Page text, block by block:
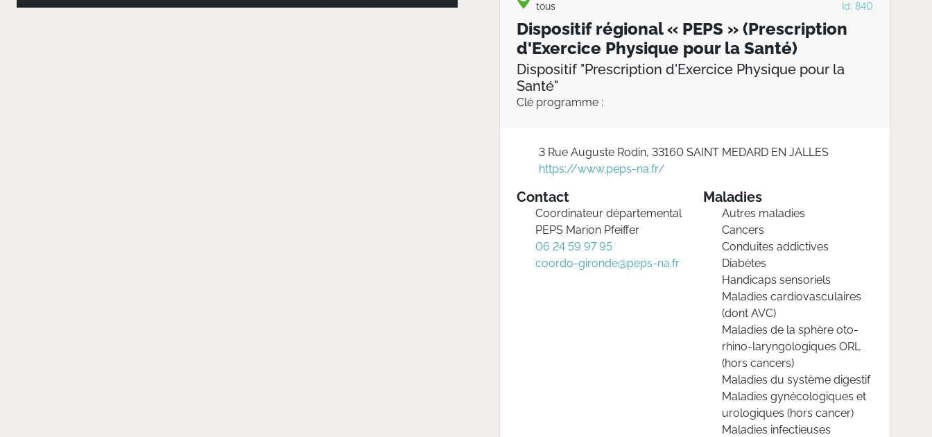
tous
Id: 840
Dispositif régional « PEPS » (Prescription
d'Exercice Physique pour la Santé)
Dispositif "Prescription d'Exercice Physique pour la
Santé"
Clé programme :
3 Rue Auguste Rodin, 33160 SAINT MEDARD EN JALLES
https://www.peps-na.fr/
Contact
Coordinateur départemental
PEPS Marion Pfeiffer
06 24 59 97 95
coordo-gironde@peps-na.fr
Maladies
Autres maladies
Cancers
Conduites addictives
Diabètes
Handicaps sensoriels
Maladies cardiovasculaires
(dont AVC)
Maladies de la sphère oto-
rhino-laryngologiques ORL
(hors cancers)
Maladies du système digestif
Maladies gynécologiques et
urologiques (hors cancer)
Maladies infectieuses